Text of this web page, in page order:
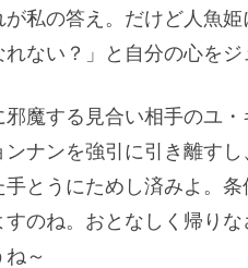
私の答え。だけど人魚
ない？」と自分の心をジ
魔する見合い相手のユ
ナンを強引に引き離す
手とうにためし済みよ。
のね。おとなしく帰りな
～